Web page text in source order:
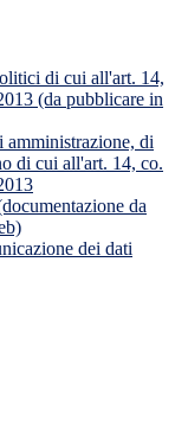
di cui all'art. 14,
(da pubblicare in
di
di cui all'art. 14, co.
da
dei dati